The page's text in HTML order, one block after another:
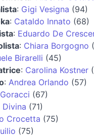
: Gigi Vesigna (94)
: Cataldo Innato (68)
: Eduardo De
: Chiara Borgogno
Birarelli (45)
: Carolina Kostner
: Andrea Orlando (57)
(67)
Divina (71)
Crocetta (75)
(75)